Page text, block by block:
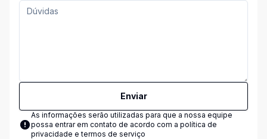
Enviar
As informações serão utilizadas para que a nossa equipe
possa entrar em contato de acordo com a política de
privacidade e termos de serviço